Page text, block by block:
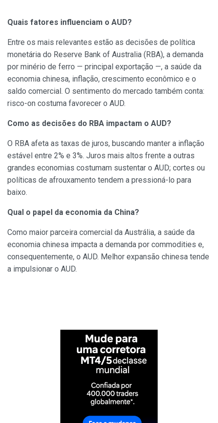
Quais fatores influenciam o AUD?
Entre os mais relevantes estão as decisões de política
monetária do Reserve Bank of Australia (RBA), a demanda
por minério de ferro — principal exportação —, a saúde da
economia chinesa, inflação, crescimento econômico e o
saldo comercial. O sentimento do mercado também conta:
risco-on costuma favorecer o AUD.
Como as decisões do RBA impactam o AUD?
O RBA afeta as taxas de juros, buscando manter a inflação
estável entre 2% e 3%. Juros mais altos frente a outras
grandes economias costumam sustentar o AUD; cortes ou
políticas de afrouxamento tendem a pressioná-lo para
baixo.
Qual o papel da economia da China?
Como maior parceira comercial da Austrália, a saúde da
economia chinesa impacta a demanda por commodities e,
consequentemente, o AUD. Melhor expansão chinesa tende
a impulsionar o AUD.